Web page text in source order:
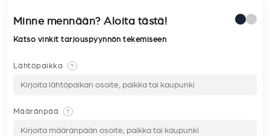
Minne mennään? Aloita tästä!
Katso vinkit tarjouspyynnön tekemiseen
Lähtöpaikka ?
Määränpää ?